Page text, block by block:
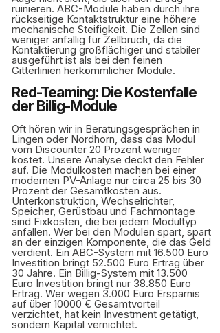
ruinieren. ABC-Module haben durch ihre
rückseitige Kontaktstruktur eine höhere
mechanische Steifigkeit. Die Zellen sind
weniger anfällig für Zellbruch, da die
Kontaktierung großflächiger und stabiler
ausgeführt ist als bei den feinen
Gitterlinien herkömmlicher Module.
Red-Teaming: Die Kostenfalle
der Billig-Module
Oft hören wir in Beratungsgesprächen in
Lingen oder Nordhorn, dass das Modul
vom Discounter 20 Prozent weniger
kostet. Unsere Analyse deckt den Fehler
auf. Die Modulkosten machen bei einer
modernen PV-Anlage nur circa 25 bis 30
Prozent der Gesamtkosten aus.
Unterkonstruktion, Wechselrichter,
Speicher, Gerüstbau und Fachmontage
sind Fixkosten, die bei jedem Modultyp
anfallen. Wer bei den Modulen spart, spart
an der einzigen Komponente, die das Geld
verdient. Ein ABC-System mit 16.500 Euro
Investition bringt 52.500 Euro Ertrag über
30 Jahre. Ein Billig-System mit 13.500
Euro Investition bringt nur 38.850 Euro
Ertrag. Wer wegen 3.000 Euro Ersparnis
auf über 10000 € Gesamtvorteil
verzichtet, hat kein Investment getätigt,
sondern Kapital vernichtet.